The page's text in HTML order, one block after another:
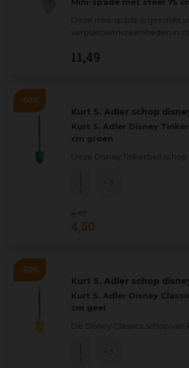
Deze mini-spade is geschikt
verplantwerkzaamheden in
11,49
Kurt S. Adler schop
Kurt S. Adler Disney
cm groen
Deze Disney Tinkerbell schop
...
8 99
4,50
+ 3
Kurt S. Adler schop
Kurt S. Adler Disney
cm geel
De Disney Classics schop van
+ 3